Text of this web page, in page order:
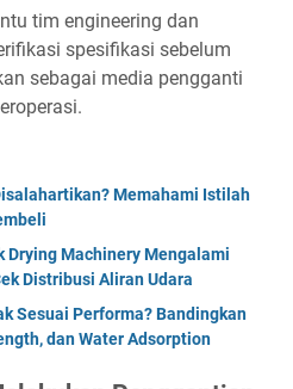
tim engineering dan
spesifikasi sebelum
sebagai media pengganti
Memahami Istilah
Machinery Mengalami
Distribusi Aliran Udara
Sesuai Performa? Bandingkan
dan Water Adsorption